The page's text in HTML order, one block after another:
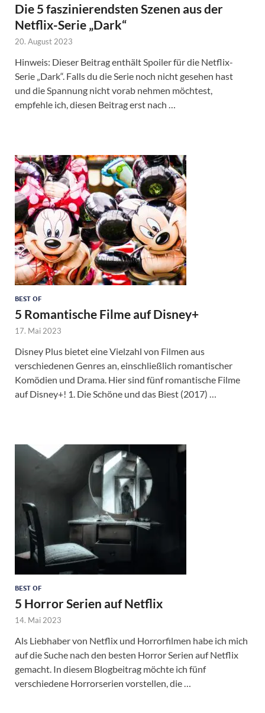
Die 5 faszinierendsten Szenen aus der
Netflix-Serie „Dark“
20. August 2023
Hinweis: Dieser Beitrag enthält Spoiler für die Netflix-
Serie „Dark“. Falls du die Serie noch nicht gesehen hast
und die Spannung nicht vorab nehmen möchtest,
empfehle ich, diesen Beitrag erst nach …
BEST OF
5 Romantische Filme auf Disney+
17. Mai 2023
Disney Plus bietet eine Vielzahl von Filmen aus
verschiedenen Genres an, einschließlich romantischer
Komödien und Drama. Hier sind fünf romantische Filme
auf Disney+! 1. Die Schöne und das Biest (2017) …
BEST OF
5 Horror Serien auf Netflix
14. Mai 2023
Als Liebhaber von Netflix und Horrorfilmen habe ich mich
auf die Suche nach den besten Horror Serien auf Netflix
gemacht. In diesem Blogbeitrag möchte ich fünf
verschiedene Horrorserien vorstellen, die …